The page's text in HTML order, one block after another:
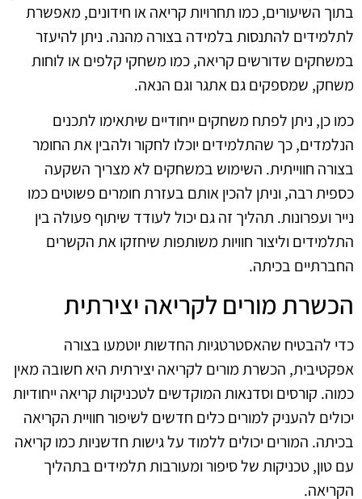
בתוך השיעורים, כמו תחרויות קריאה או חידונים, מאפשרת
לתלמידים להתנסות בלמידה בצורה מהנה. ניתן להיעזר
במשחקים שדורשים קריאה, כמו משחקי קלפים או לוחות
משחק, שמספקים גם אתגר וגם הנאה.
כמו כן, ניתן לפתח משחקים ייחודיים שיתאימו לתכנים
הנלמדים, כך שהתלמידים יוכלו לחקור ולהבין את החומר
בצורה חווייתית. השימוש במשחקים לא מצריך השקעה
כספית רבה, וניתן להכין אותם בעזרת חומרים פשוטים כמו
נייר ועפרונות. תהליך זה גם יכול לעודד שיתוף פעולה בין
התלמידים וליצור חוויות משותפות שיחזקו את הקשרים
החברתיים בכיתה.
הכשרת מורים לקריאה יצירתית
כדי להבטיח שהאסטרטגיות החדשות יוטמעו בצורה
אפקטיבית, הכשרת מורים לקריאה יצירתית היא חשובה מאין
כמוה. קורסים וסדנאות המוקדשים לטכניקות קריאה ייחודיות
יכולים להעניק למורים כלים חדשים לשיפור חוויית הקריאה
בכיתה. המורים יכולים ללמוד על גישות חדשניות כמו קריאה
עם טון, טכניקות של סיפור ומעורבות תלמידים בתהליך
הקריאה.